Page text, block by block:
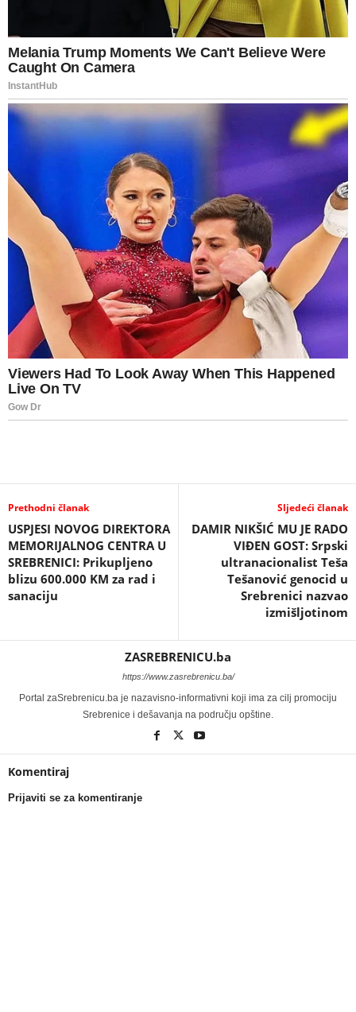
Prethodni članak
USPJESI NOVOG DIREKTORA
MEMORIJALNOG CENTRA U
SREBRENICI: Prikupljeno
blizu 600.000 KM za rad i
sanaciju
Sljedeći članak
DAMIR NIKŠIĆ MU JE RADO
VIĐEN GOST: Srpski
ultranacionalist Teša
Tešanović genocid u
Srebrenici nazvao
izmišljotinom
ZASREBRENICU.ba
https://www.zasrebrenicu.ba/
Portal zaSrebrenicu.ba je nazavisno-informativni koji ima za cilj promociju
Srebrenice i dešavanja na području opštine.
Komentiraj
Prijaviti se za komentiranje